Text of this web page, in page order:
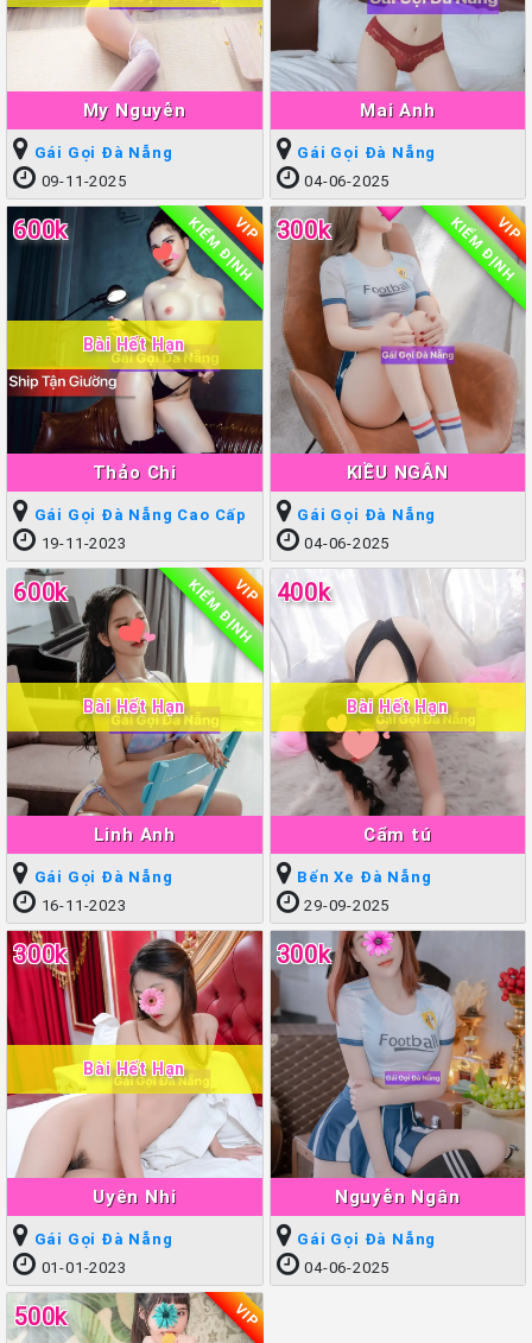
My Nguyễn
Gái Gọi Đà Nẵng
09-11-2025
Mai Anh
Gái Gọi Đà Nẵng
04-06-2025
Thảo Chi
600k VIP
KIỂM ĐỊNH
Bài Hết Hạn
Gái Gọi Đà Nẵng Cao Cấp
19-11-2023
KIỀU NGÂN
300k VIP
KIỂM ĐỊNH
Gái Gọi Đà Nẵng
04-06-2025
Linh Anh
600k VIP
KIỂM ĐỊNH
Bài Hết Hạn
Gái Gọi Đà Nẵng
16-11-2023
Cẩm tú
400k
Bài Hết Hạn
Bến Xe Đà Nẵng
29-09-2025
Uyên Nhi
300k
Bài Hết Hạn
Gái Gọi Đà Nẵng
01-01-2023
Nguyễn Ngân
300k
Gái Gọi Đà Nẵng
04-06-2025
500k VIP